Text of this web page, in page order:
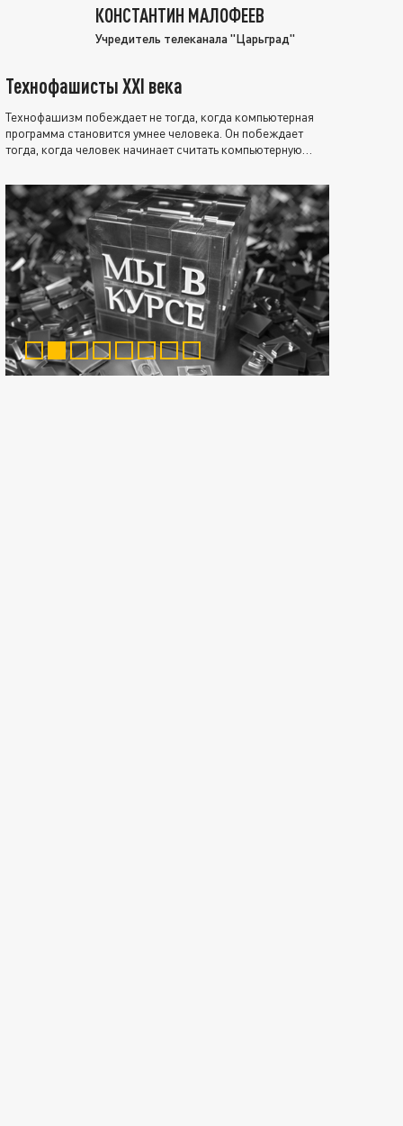
КОНСТАНТИН МАЛОФЕЕВ
Учредитель телеканала "Царьград"
Технофашисты XXI века
Технофашизм побеждает не тогда, когда компьютерная
программа становится умнее человека. Он побеждает
тогда, когда человек начинает считать компьютерную